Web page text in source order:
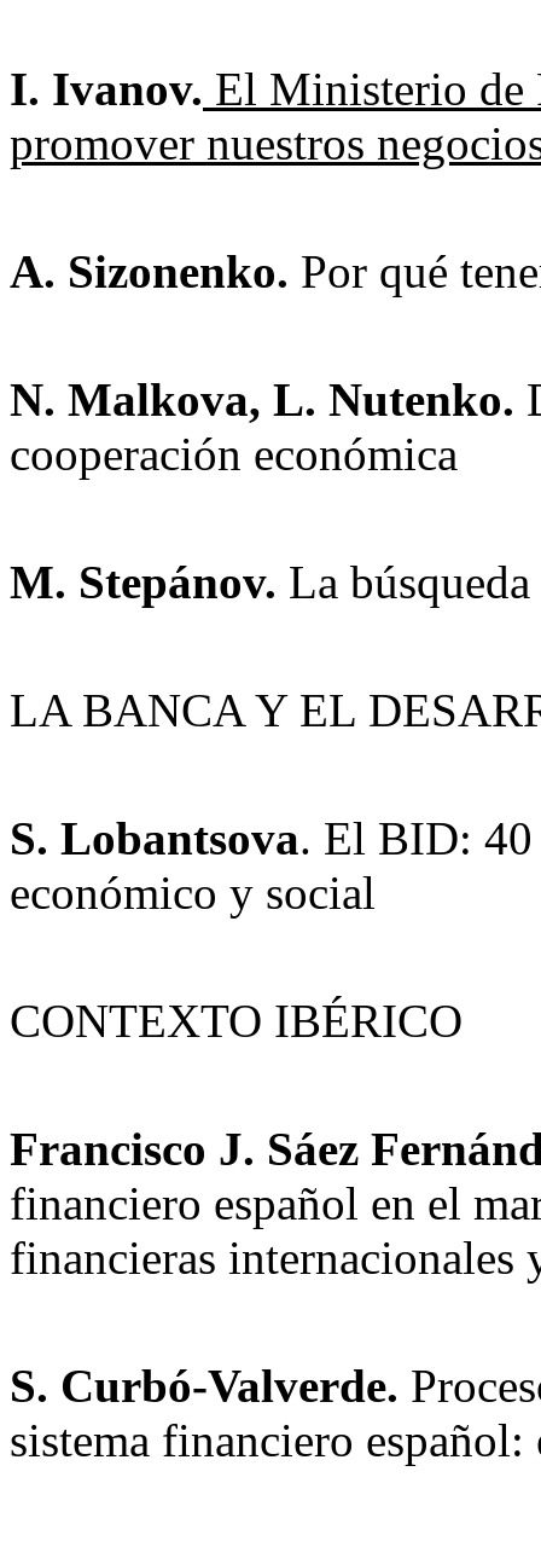
I. Ivanov. El Ministerio de
promover nuestros
A. Sizonenko. Por qué
N. Malkova, L. Nutenko.
cooperación económica
M. Stepánov. La
LA BANCA Y EL
S. Lobantsova. El BID: 40
económico y social
CONTEXTO IBÉRICO
Francisco J. Sáez
financiero español en el
financieras internacionales
S. Curbó-Valverde.
sistema financiero español: